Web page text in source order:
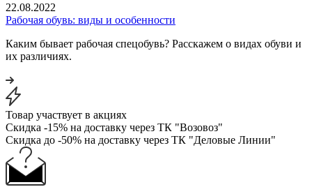
22.08.2022
Рабочая обувь: виды и особенности
Каким бывает рабочая спецобувь? Расскажем о видах обуви и
их различиях.
Товар участвует в акциях
Скидка -15% на доставку через ТК "Возовоз"
Скидка до -50% на доставку через ТК "Деловые Линии"